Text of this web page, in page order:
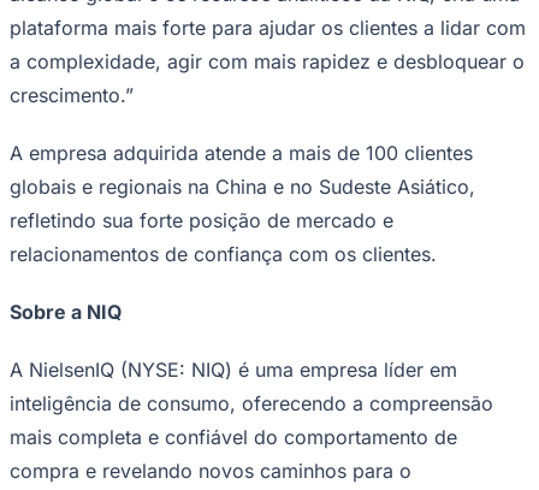
plataforma mais forte para ajudar os clientes a lidar com
a complexidade, agir com mais rapidez e desbloquear o
crescimento.”
A empresa adquirida atende a mais de 100 clientes
globais e regionais na China e no Sudeste Asiático,
refletindo sua forte posição de mercado e
relacionamentos de confiança com os clientes.
Sobre a NIQ
A NielsenIQ (NYSE: NIQ) é uma empresa líder em
inteligência de consumo, oferecendo a compreensão
mais completa e confiável do comportamento de
compra e revelando novos caminhos para o